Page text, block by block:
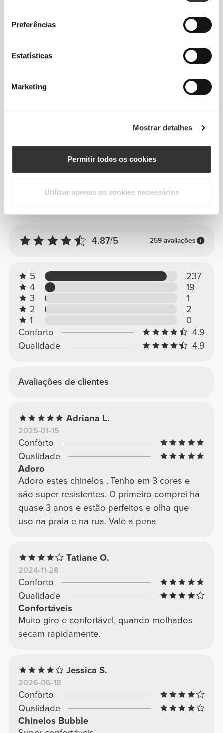
Preferências
Estatísticas
Marketing
Mostrar detalhes
Permitir todos os cookies
Utilizar apenas os cookies necessários
4.87/5 259 avaliações
5
237
4
19
3
1
2
2
1
0
Conforto
4.9
Qualidade
4.9
Avaliações de clientes
Adriana L.
2025-01-15
Conforto
Qualidade
Adoro
Adoro estes chinelos . Tenho em 3 cores e
são super resistentes. O primeiro comprei há
quase 3 anos e estão perfeitos e olha que
uso na praia e na rua. Vale a pena
Tatiane O.
2024-11-28
Conforto
Qualidade
Confortáveis
Muito giro e confortável, quando molhados
secam rapidamente.
Jessica S.
2026-06-18
Conforto
Qualidade
Chinelos Bubble
recomendações fornecidas se baseiam
sugerido pela tabela poderá não ser a
for intermédio e parecer estar entre dois
consideras outros fatores para
altura do peito do pé e a espessura das
meias habituais.